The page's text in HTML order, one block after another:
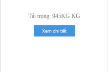
Tải trọng: 945KG KG
Xem chi tiết